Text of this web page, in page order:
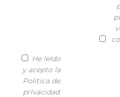
He leído
y acepto la
Política de
privacidad